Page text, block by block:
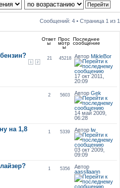
Сообщений: 4 • Страница 1 из 1
Ответ
ы
Прос
мотр
ы
Последнее
сообщение
1 2
21 45218 Автор MikleBor
17 окт 2011,
20:09
2 5603 АвторGek
14 май 2009,
06:28
на 1,8
1 5339 Автор lw
03 окт 2009,
09:09
1 5356
Автор
aassllaann